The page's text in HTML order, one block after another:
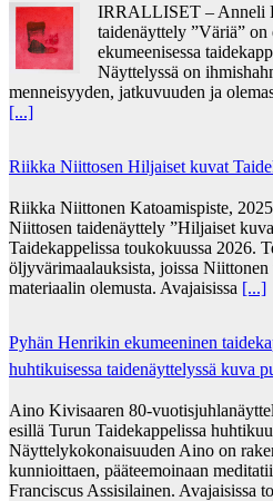
IRRALLISET – Anneli
taidenäyttely ”Väriä”
ekumeenisessa
Näyttelyssä on
menneisyyden, jatkuvuuden ja
[...]
Riikka Niittosen Hiljaiset kuvat
Riikka Niittonen Katoamispiste,
Niittosen taidenäyttely ”Hiljaiset
Taidekappelissa toukokuussa 2026.
öljyvärimaalauksista, joissa
materiaalin olemusta. Avajaisissa [...]
Pyhän Henrikin ekumeeninen
huhtikuisessa taidenäyttelyssä kuva
Aino Kivisaaren 80-
esillä Turun Taidekappelissa
Näyttelykokonaisuuden Aino on
kunnioittaen, pääteemoinaan
Franciscus Assisilainen. Avajaisissa